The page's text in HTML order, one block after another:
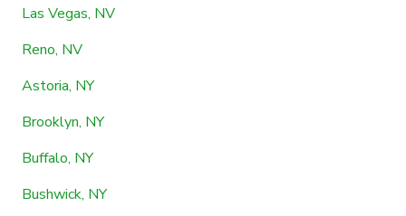
Las Vegas, NV
Reno, NV
Astoria, NY
Brooklyn, NY
Buffalo, NY
Bushwick, NY